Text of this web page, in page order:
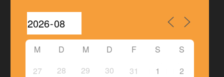
M D M D F S
S
27
28 29 30 31 1 2